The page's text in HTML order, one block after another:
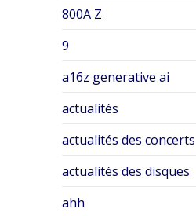
800A Z
9
a16z generative ai
actualités
actualités des concerts
actualités des disques
ahh